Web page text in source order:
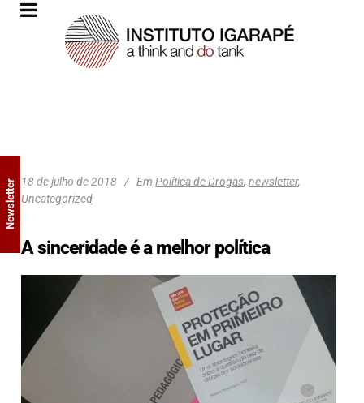
18 de julho de 2018 Em Política de Drogas, newsletter,
Uncategorized
A sinceridade é a melhor política
Newsletter